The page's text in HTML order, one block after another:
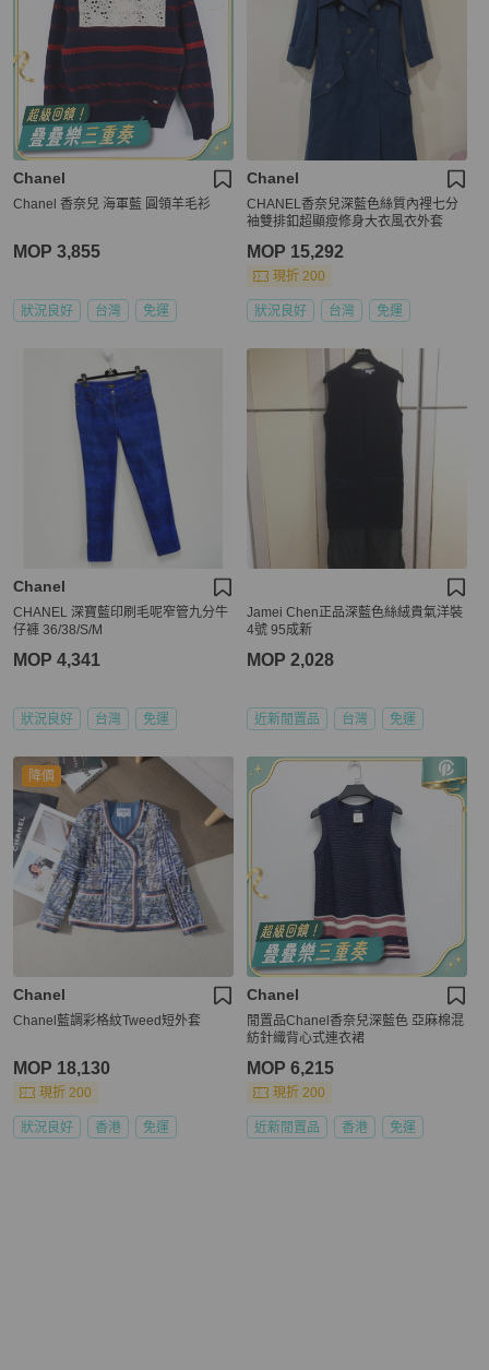
Chanel
Chanel 香奈兒 海軍藍 圓領羊毛衫
MOP 3,855
狀況良好 台灣 免運
Chanel
CHANEL香奈兒深藍色絲質內裡七分
袖雙排釦超顯瘦修身大衣風衣外套
MOP 15,292
現折 200
狀況良好 台灣 免運
Chanel
CHANEL 深寶藍印刷毛呢窄管九分牛
仔褲 36/38/S/M
MOP 4,341
狀況良好 台灣 免運
Jamei Chen正品深藍色絲絨貴氣洋裝
4號 95成新
MOP 2,028
近新閒置品 台灣 免運
降價
Chanel
Chanel藍調彩格紋Tweed短外套
MOP 18,130
現折 200
狀況良好 香港 免運
Chanel
閒置品Chanel香奈兒深藍色 亞麻棉混
紡針織背心式連衣裙
MOP 6,215
現折 200
近新閒置品 香港 免運